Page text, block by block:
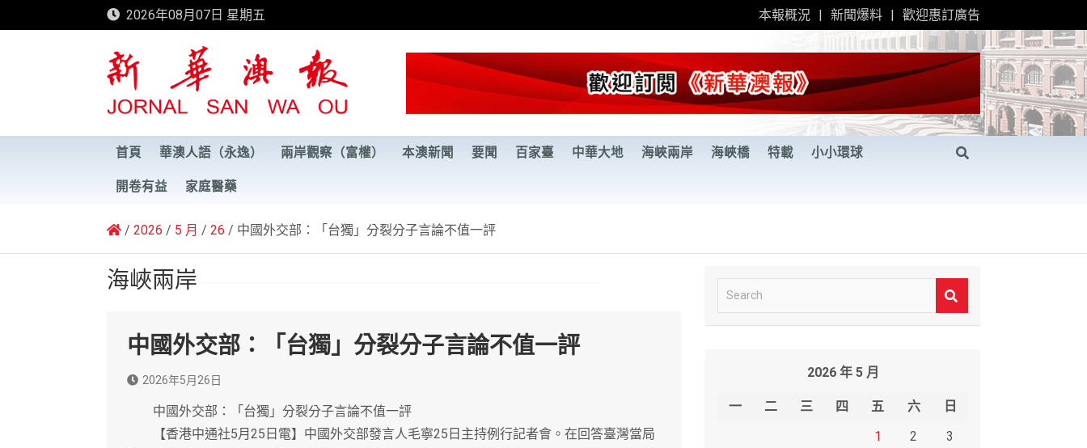
to
2026年08月07日 星期五 本報概況 新聞爆料 歡迎惠訂廣告
新華澳報
首頁 華澳人語（永逸） 兩岸觀察（富權） 本澳新聞 要聞 百家臺 中華大地 海峽兩岸 海峽橋 特載 小小環球
開卷有益 家庭醫藥
2026 5 月 26 中國外交部：「台獨」分裂分子言論不值一評
海峽兩岸
中國外交部：「台獨」分裂分子言論不值一評
2026年5月26日
中國外交部：「台獨」分裂分子言論不值一評
【香港中通社5月25日電】中國外交部發言人毛寧25日主持例行記者會。在回答臺灣當局
e
2026 年 5 月
一 二 三 四 五 六
日
1
2
3